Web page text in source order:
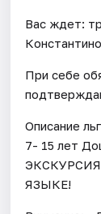
Вас ждет:
При себе
Описание
7- 15 лет
ЯЗЫКЕ!